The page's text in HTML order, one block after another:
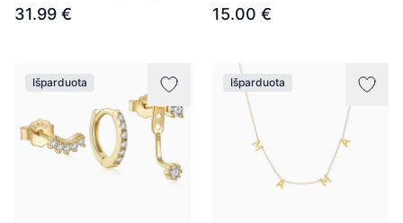
31.99 € 15.00 €
Išparduota Išparduota